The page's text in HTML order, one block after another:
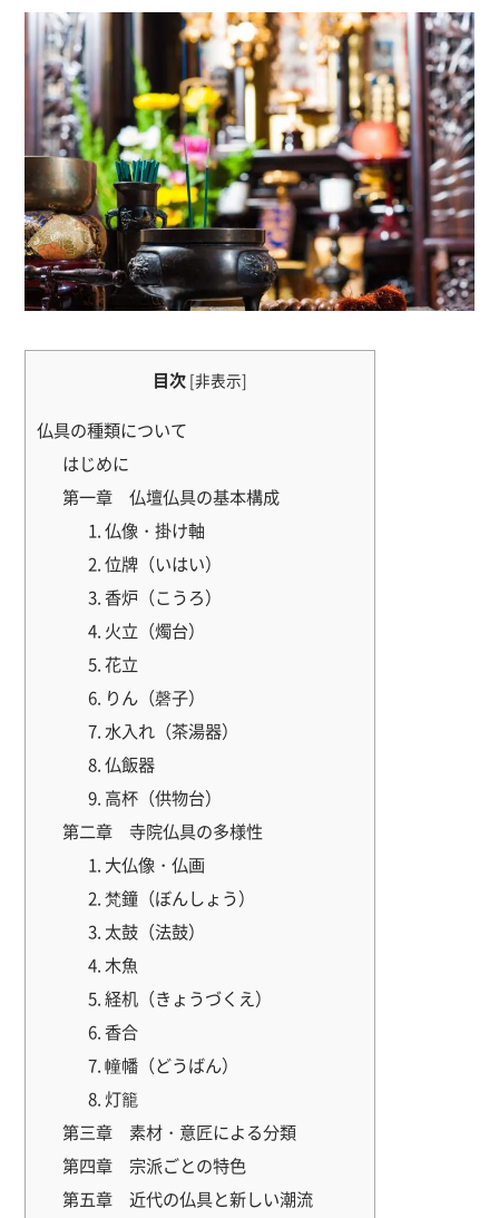
目次 [非表示]
仏具の種類について
はじめに
第一章 仏壇仏具の基本構成
1. 仏像・掛け軸
2. 位牌（いはい）
3. 香炉（こうろ）
4. 火立（燭台）
5. 花立
6. りん（磬子）
7. 水入れ（茶湯器）
8. 仏飯器
9. 高杯（供物台）
第二章 寺院仏具の多様性
1. 大仏像・仏画
2. 梵鐘（ぼんしょう）
3. 太鼓（法鼓）
4. 木魚
5. 経机（きょうづくえ）
6. 香合
7. 幢幡（どうばん）
8. 灯籠
第三章 素材・意匠による分類
第四章 宗派ごとの特色
第五章 近代の仏具と新しい潮流